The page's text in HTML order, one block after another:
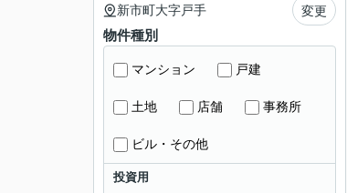
新市町大字戸手 変更
物件種別
マンション 戸建
土地 店舗 事務所
ビル・その他
投資用